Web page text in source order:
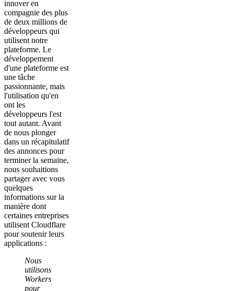
innover en
compagnie des plus
de deux millions de
développeurs qui
utilisent notre
plateforme. Le
développement
d'une plateforme est
une tâche
passionnante, mais
l'utilisation qu'en
ont les
développeurs l'est
tout autant. Avant
de nous plonger
dans un récapitulatif
des annonces pour
terminer la semaine,
nous souhaitions
partager avec vous
quelques
informations sur la
manière dont
certaines entreprises
utilisent Cloudflare
pour soutenir leurs
applications :
Nous
utilisons
Workers
pour